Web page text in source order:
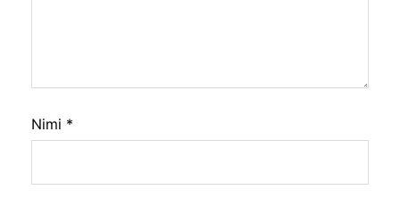
Nimi *